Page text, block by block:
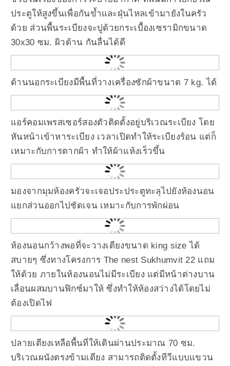
ประตูให้สูงขึ้นเพื่อกันข้ำและฝุ่นไหลเข้ามายังในครัว
ด้วย ส่วนพื้นระเบียงจะปูด้วยกระเบื้องเซรามิกขนาด
30x30 ซม. ผิวด้าน กันลื่นได้ดี
ด้านนอกระเบียงมีพื้นที่วางเครื่องซักผ้าขนาด 7 kg. ได้
แอร์คอมเพรสเซอร์สองตัวติดตั้งอยู่บริเวณระเบียง โดย
หันหน้าเข้าหาระเบียง เวลาเปิดทำให้ระเบียงร้อน แต่ก็
เหมาะกับการตากผ้า ทำให้ผ้าแห้งเร็วขึ้น
มองจากมุมห้องครัวจะเจอประประตูทะลุไปยังห้องนอน
แยกส่วนออกไปชัดเจน เหมาะกับการพักผ่อน
ห้องนอนกว้างพอที่จะวางเตียงขนาด king size ได้
สบายๆ ซึ่งทางโครงการ The nest Sukhumvit 22 แถม
ให้ด้วย ภายในห้องนอนไม่มีระเบียง แต่มีหน้าต่างบาน
เลื่อนผสมบานฟิกซ์มาให้ ซึ่งทำให้ห้องสว่างได้โดยไม่
ต้องเปิดไฟ
ปลายเตียงเหลือพื้นที่ให้เดินผ่านประมาณ 70 ซม.
บริเวณผนังตรงข้ามเตียง สามารถติดตั้งทีวีแบบแขวน